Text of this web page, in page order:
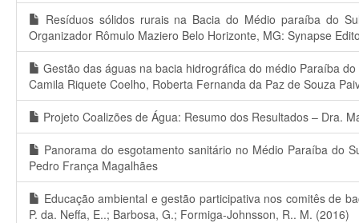
Resíduos sólidos rurais na Bacia do Médio paraíba do
Organizador Rômulo Maziero Belo Horizonte, MG: Synapse
Gestão das águas na bacia hidrográfica do médio Paraíba
Camila Riquete Coelho, Roberta Fernanda da Paz de Souza
Projeto Coalizões de Água: Resumo dos Resultados – Dra.
Panorama do esgotamento sanitário no Médio Paraíba do
Pedro França Magalhães
Educação ambiental e gestão participativa nos comitês de
P. da. Neffa, E..; Barbosa, G.; Formiga-Johnsson, R.. M. (2016)